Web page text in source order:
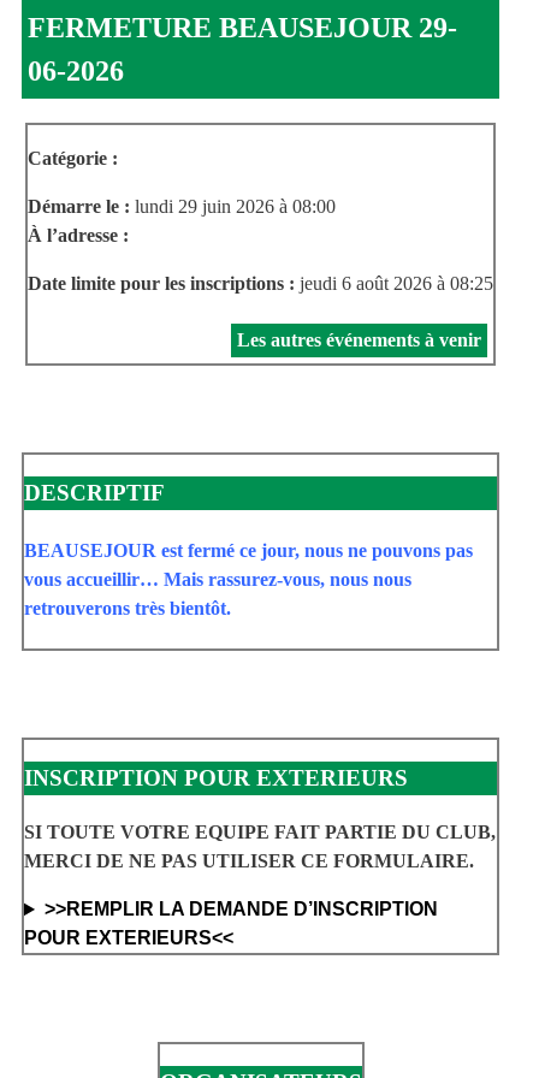
FERMETURE BEAUSEJOUR 29-
06-2026
Catégorie :
Démarre le : lundi 29 juin 2026 à 08:00
À l’adresse :
Date limite pour les inscriptions : jeudi 6 août 2026 à 08:25
Les autres événements à venir
DESCRIPTIF
BEAUSEJOUR est fermé ce jour, nous ne pouvons pas
vous accueillir… Mais rassurez-vous, nous nous
retrouverons très bientôt.
INSCRIPTION POUR EXTERIEURS
SI TOUTE VOTRE EQUIPE FAIT PARTIE DU CLUB,
MERCI DE NE PAS UTILISER CE FORMULAIRE.
>>REMPLIR LA DEMANDE D’INSCRIPTION
POUR EXTERIEURS<<